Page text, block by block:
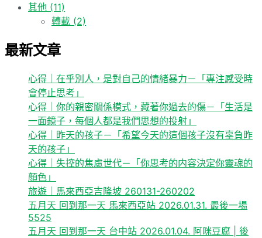
其他 (11)
轉載 (2)
最新文章
心得｜在乎別人，是對自己的情緒暴力－「專注感受時
會停止思考」
心得｜你的親密關係模式，藏著你過去的傷－「生活是
一面鏡子，每個人都是我們思想的投射」
心得｜昨天的孩子－「希望今天的這個孩子沒有辜負昨
天的孩子」
心得｜失控的焦慮世代－「你思考的内容決定你靈魂的
顏色」
旅遊｜馬來西亞吉隆坡 260131-260202
五月天 回到那一天 馬來西亞站 2026.01.31. 最後一場
5525
五月天 回到那一天 台中站 2026.01.04. 阿咪豆腐 | 後